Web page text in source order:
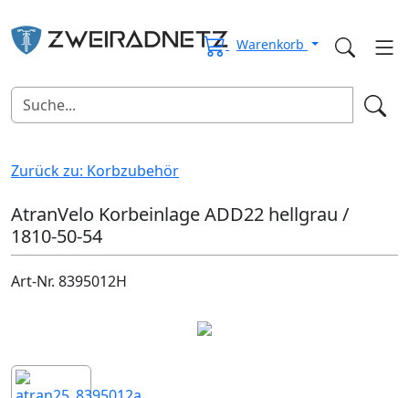
Warenkorb
Zurück zu: Korbzubehör
AtranVelo Korbeinlage ADD22 hellgrau /
1810-50-54
Art-Nr. 8395012H